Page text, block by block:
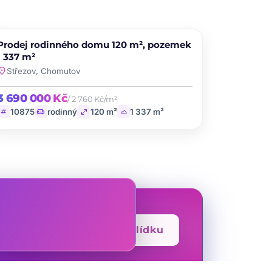
favorite
rodinného domu 120 m², pozemek
337 m²
Střezov, Chomutov
690 000 Kč/ 2 760 Kč/m²
tag 10875 chair rodinný open_in_full 120 m² landscape 1 337 m²
Mám zájem o prohlídku